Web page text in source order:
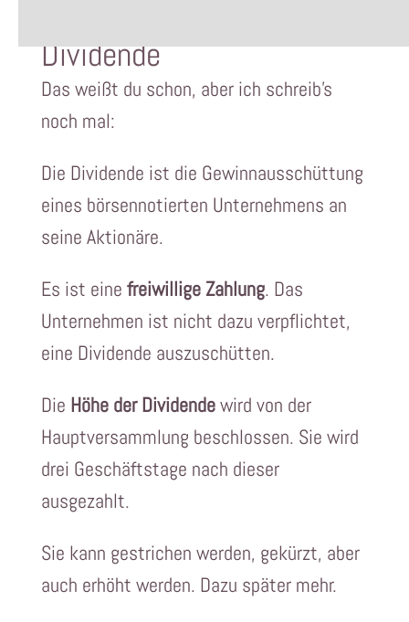
Dividende
Das weißt du schon, aber ich schreib’s
noch mal:
Die Dividende ist die Gewinnausschüttung
eines börsennotierten Unternehmens an
seine Aktionäre.
Es ist eine freiwillige Zahlung. Das
Unternehmen ist nicht dazu verpflichtet,
eine Dividende auszuschütten.
Die Höhe der Dividendewird von der
Hauptversammlung beschlossen. Sie wird
drei Geschäftstage nach dieser
ausgezahlt.
Sie kann gestrichen werden, gekürzt, aber
auch erhöht werden. Dazu später mehr.